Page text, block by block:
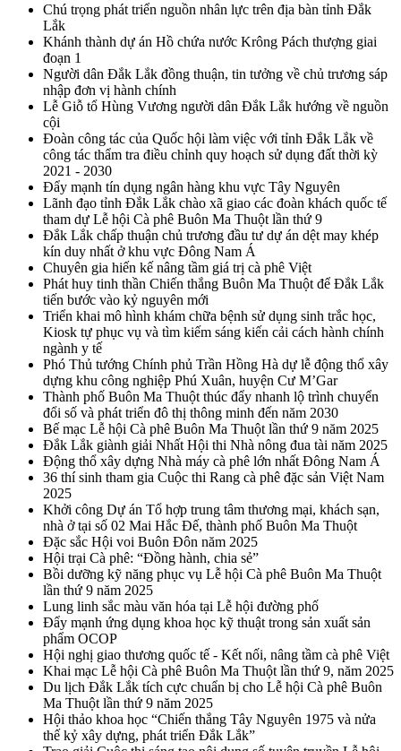
Chú trọng phát triển nguồn nhân lực trên địa bàn tỉnh Đắk
Lắk
Khánh thành dự án Hồ chứa nước Krông Pách thượng giai
đoạn 1
Người dân Đắk Lắk đồng thuận, tin tưởng về chủ trương sáp
nhập đơn vị hành chính
Lễ Giỗ tổ Hùng Vương người dân Đắk Lắk hướng về nguồn
cội
Đoàn công tác của Quốc hội làm việc với tỉnh Đắk Lắk về
công tác thẩm tra điều chỉnh quy hoạch sử dụng đất thời kỳ
2021 - 2030
Đẩy mạnh tín dụng ngân hàng khu vực Tây Nguyên
Lãnh đạo tỉnh Đắk Lắk chào xã giao các đoàn khách quốc tế
tham dự Lễ hội Cà phê Buôn Ma Thuột lần thứ 9
Đắk Lắk chấp thuận chủ trương đầu tư dự án dệt may khép
kín duy nhất ở khu vực Đông Nam Á
Chuyên gia hiến kế nâng tầm giá trị cà phê Việt
Phát huy tinh thần Chiến thắng Buôn Ma Thuột để Đắk Lắk
tiến bước vào kỷ nguyên mới
Triển khai mô hình khám chữa bệnh sử dụng sinh trắc học,
Kiosk tự phục vụ và tìm kiếm sáng kiến cải cách hành chính
ngành y tế
Phó Thủ tướng Chính phủ Trần Hồng Hà dự lễ động thổ xây
dựng khu công nghiệp Phú Xuân, huyện Cư M’Gar
Thành phố Buôn Ma Thuột thúc đẩy nhanh lộ trình chuyển
đổi số và phát triển đô thị thông minh đến năm 2030
Bế mạc Lễ hội Cà phê Buôn Ma Thuột lần thứ 9 năm 2025
Đắk Lắk giành giải Nhất Hội thi Nhà nông đua tài năm 2025
Động thổ xây dựng Nhà máy cà phê lớn nhất Đông Nam Á
36 thí sinh tham gia Cuộc thi Rang cà phê đặc sản Việt Nam
2025
Khởi công Dự án Tổ hợp trung tâm thương mại, khách sạn,
nhà ở tại số 02 Mai Hắc Đế, thành phố Buôn Ma Thuột
Đặc sắc Hội voi Buôn Đôn năm 2025
Hội trại Cà phê: “Đồng hành, chia sẻ”
Bồi dưỡng kỹ năng phục vụ Lễ hội Cà phê Buôn Ma Thuột
lần thứ 9 năm 2025
Lung linh sắc màu văn hóa tại Lễ hội đường phố
Đẩy mạnh ứng dụng khoa học kỹ thuật trong sản xuất sản
phẩm OCOP
Hội nghị giao thương quốc tế - Kết nối, nâng tầm cà phê Việt
Khai mạc Lễ hội Cà phê Buôn Ma Thuột lần thứ 9, năm 2025
Du lịch Đắk Lắk tích cực chuẩn bị cho Lễ hội Cà phê Buôn
Ma Thuột lần thứ 9 năm 2025
Hội thảo khoa học “Chiến thắng Tây Nguyên 1975 và nửa
thế kỷ xây dựng, phát triển Đắk Lắk”